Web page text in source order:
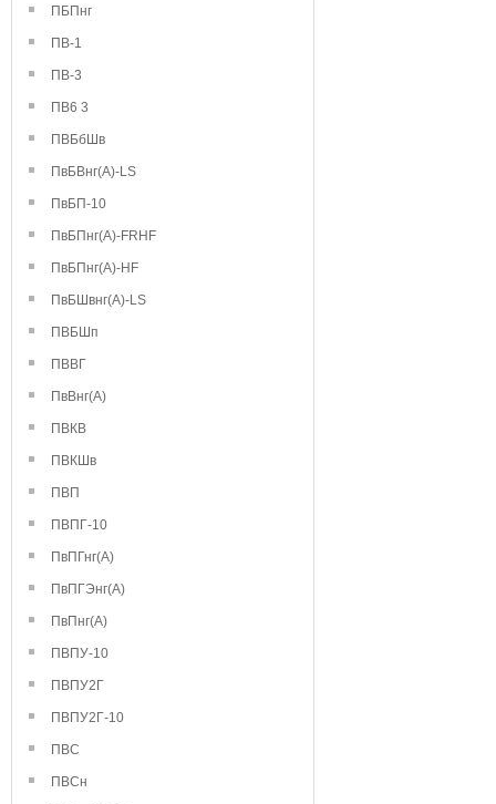
ПБПнг
ПВ-1
ПВ-3
ПВ6 3
ПВБбШв
ПвБВнг(А)-LS
ПвБП-10
ПвБПнг(А)-FRHF
ПвБПнг(А)-HF
ПвБШвнг(А)-LS
ПВБШп
ПВВГ
ПвВнг(А)
ПВКВ
ПВКШв
ПВП
ПВПГ-10
ПвПГнг(А)
ПвПГЭнг(А)
ПвПнг(А)
ПВПУ-10
ПВПУ2Г
ПВПУ2Г-10
ПВС
ПВСн